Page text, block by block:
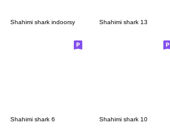
Shahimi shark indoorsy Shahimi shark 13
Shahimi shark 6 Shahimi shark 10